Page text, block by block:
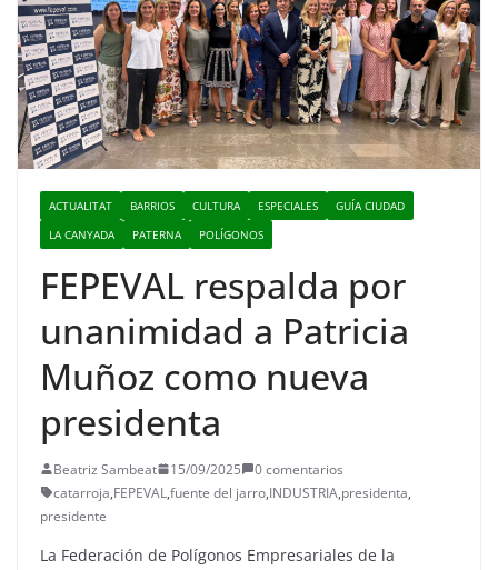
ACTUALITAT BARRIOS CULTURA ESPECIALES
GUÍA CIUDAD
LA CANYADA
PATERNA POLÍGONOS
FEPEVAL respalda por
unanimidad a Patricia
Muñoz como nueva
presidenta
Beatriz Sambeat 15/09/2025
0 comentarios
catarroja,FEPEVAL,fuente del jarro,INDUSTRIA,presidenta,
presidente
La Federación de Polígonos Empresariales de la